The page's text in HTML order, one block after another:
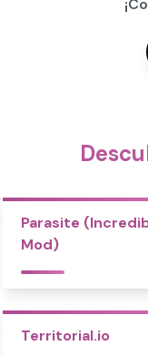
Parasite
Mod)
Territorial.io